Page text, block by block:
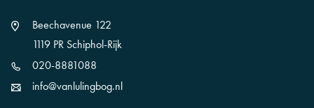
Beechavenue 122
1119 PR Schiphol-Rijk
020-8881088
info@vanlulingbog.nl